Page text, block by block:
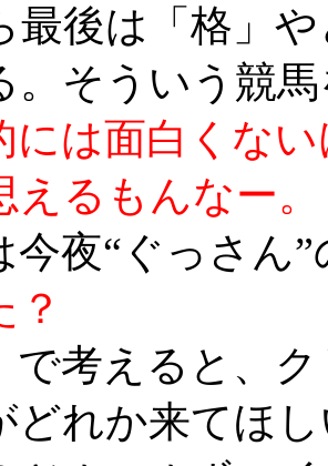
最後は「格」
。そういう競
には面白くな
えるもんなー。
今夜“ぐっさん
？
で考えると、
どれか来てほ